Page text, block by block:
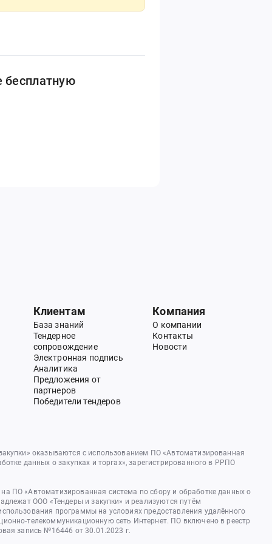
бесплатную
Клиентам
База знаний
Тендерное
сопровождение
Электронная подпись
Аналитика
Предложения от
партнеров
Победители тендеров
Компания
О компании
Контакты
Новости
оказываются с использованием ПО «Автоматизированная
данных о закупках и торгах», зарегистрированного в РРПО
ПО «Автоматизированная система по сбору и обработке данных о
ООО «Тендеры и закупки» и реализуются путём
программы на условиях предоставления удалённого
телекоммуникационную сеть Интернет. ПО включено в реестр
запись №16446 от 30.01.2023 г.